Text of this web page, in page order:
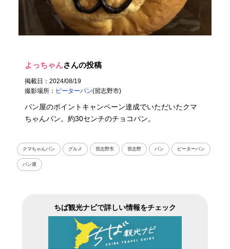
よっちゃんさんの投稿
掲載日：2024/08/19
撮影場所： ピーターパン(習志野市)
パン屋のポイントキャンペーン達成でいただいたクマ
ちゃんパン。約30センチのチョコパン。
クマちゃんパン グルメ 習志野市 習志野 パン ピーターパン
パン屋
ちば観光ナビで詳しい情報をチェック